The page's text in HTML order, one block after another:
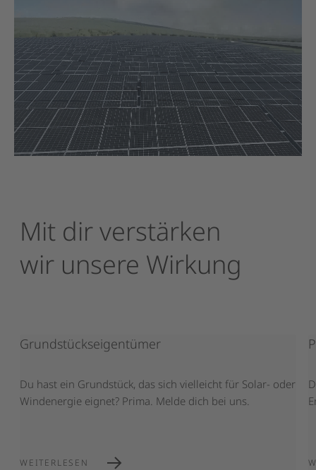
Mit dirverstärken
wir unsere Wirkung
Grundstückseigentümer
Du hast ein Grundstück, das sich vielleicht für Solar- oder
Windenergie eignet? Prima. Melde dich bei uns.
WEITERLESEN